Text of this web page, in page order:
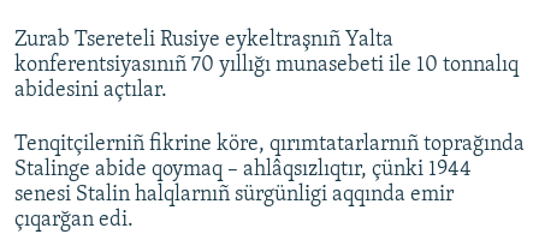
Zurab Tsereteli Rusiye eykeltraşnıñ Yalta
konferentsiyasınıñ 70 yıllığı munasebeti ile 10 tonnalıq
abidesini açtılar.
Tenqitçilerniñ fikrine köre, qırımtatarlarnıñ toprağında
Stalinge abide qoymaq – ahlâqsızlıqtır, çünki 1944
senesi Stalin halqlarnıñ sürgünligi aqqında emir
çıqarğan edi.